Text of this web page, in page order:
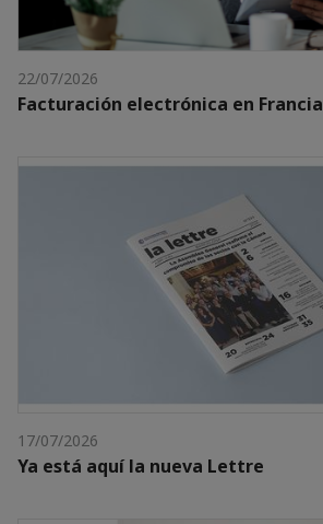
22/07/2026
Facturación electrónica en Francia
17/07/2026
Ya está aquí la nueva Lettre